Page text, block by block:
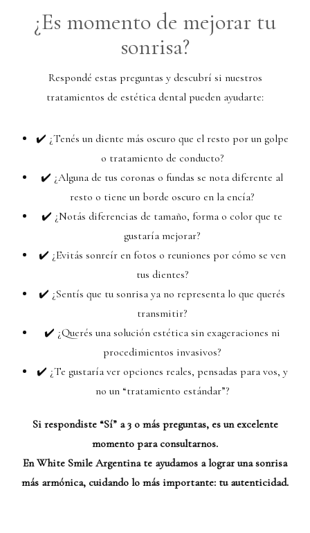
¿Es momento de mejorar tu
sonrisa?
Respondé estas preguntas y descubrí si nuestros
tratamientos de estética dental pueden ayudarte:
✔️ ¿Tenés un diente más oscuro que el resto por un golpe
o tratamiento de conducto?
✔️ ¿Alguna de tus coronas o fundas se nota diferente al
resto o tiene un borde oscuro en la encía?
✔️ ¿Notás diferencias de tamaño, forma o color que te
gustaría mejorar?
✔️ ¿Evitás sonreír en fotos o reuniones por cómo se ven
tus dientes?
✔️ ¿Sentís que tu sonrisa ya no representa lo que querés
transmitir?
✔️ ¿Querés una solución estética sin exageraciones ni
procedimientos invasivos?
✔️ ¿Te gustaría ver opciones reales, pensadas para vos, y
no un “tratamiento estándar”?
Si respondiste “Sí” a 3 o más preguntas, es un excelente
momento para consultarnos.
En White Smile Argentina te ayudamos a lograr una sonrisa
más armónica, cuidando lo más importante: tu autenticidad.